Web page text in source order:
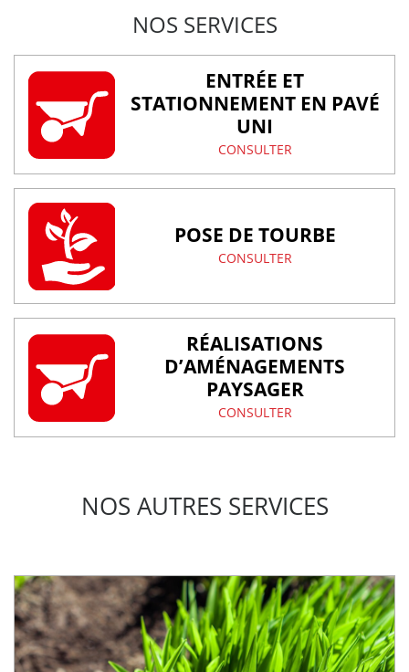
NOS SERVICES
ENTRÉE ET
STATIONNEMENT EN PAVÉ
UNI
CONSULTER
POSE DE TOURBE
CONSULTER
RÉALISATIONS
D’AMÉNAGEMENTS
PAYSAGER
CONSULTER
NOS AUTRES SERVICES